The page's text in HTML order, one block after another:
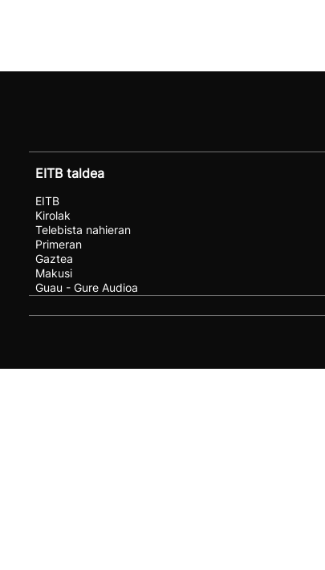
EITB taldea
EITB
Kirolak
Telebista nahieran
Primeran
Gaztea
Makusi
Guau - Gure Audioa